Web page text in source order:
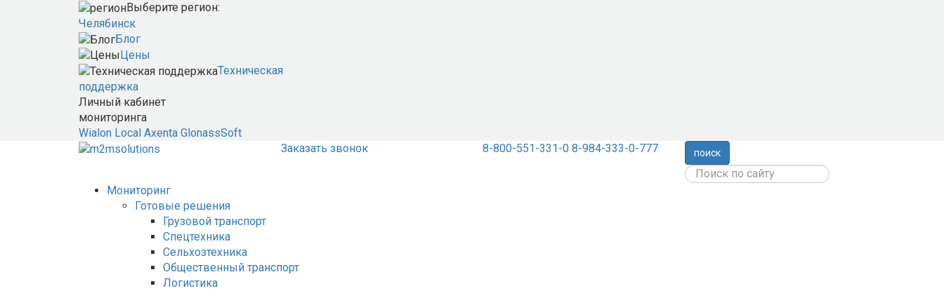
Выберите регион:
Челябинск
Блог
Цены
Техническая
поддержка
Личный кабинет
мониторинга
Wialon Local Axenta GlonassSoft
Заказать звонок
8-800-551-331-0 8-984-333-0-777 поиск
Мониторинг
Готовые решения
Грузовой транспорт
Спецтехника
Сельхозтехника
Общественный транспорт
Логистика